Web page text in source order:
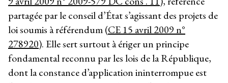
partagée par le conseil d’État s’agissant des projets de
loi soumis à référendum (CE 15 avril 2009 n°
278920). Elle sert surtout à ériger un principe
fondamental reconnu par les lois de la République,
dont la constance d’application ininterrompue est